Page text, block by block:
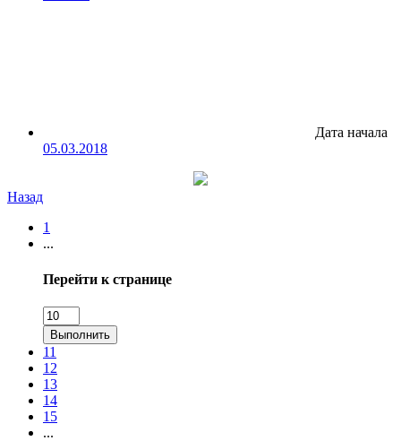
Дата начала
05.03.2018
Назад
1
...
Перейти к странице
Выполнить
11
12
13
14
15
...